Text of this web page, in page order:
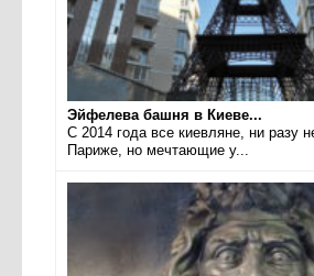
Эйфелева башня в Киеве...
С 2014 года все киевляне, ни разу
Париже, но мечтающие у...